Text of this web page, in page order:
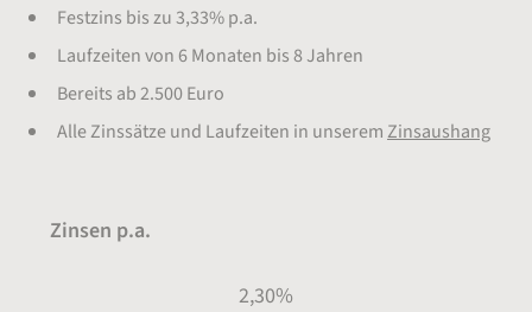
Festzins bis zu 3,33% p.a.
Laufzeiten von 6 Monaten bis 8 Jahren
Bereits ab 2.500 Euro
Alle Zinssätze und Laufzeiten in unseremZinsaushang
Zinsen p.a.
2,30%